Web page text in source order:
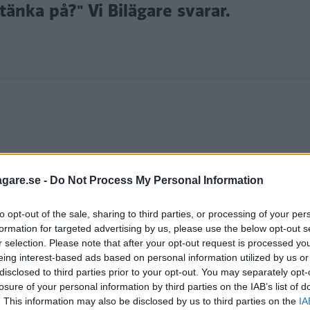
- Do Not Process My Personal Information
opt-out of the sale, sharing to third parties, or processing of your
for targeted advertising by us, please use the below opt-out
selection. Please note that after your opt-out request is processed
interest-based ads based on personal information utilized by us
to third parties prior to your opt-out. You may separately
of your personal information by third parties on the IAB’s list of
This information may also be disclosed by us to third parties on the
på?" Vi Bilägare svarar.
bilar och trafik. Vill du att vi ska svara på din
som gått cirka 18 000 mil. Jag tror inte att den har
ska jag börja köra den på vintern och har tänkt att